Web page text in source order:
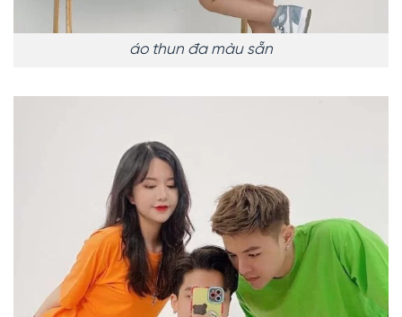
áo thun đa màu sẵn